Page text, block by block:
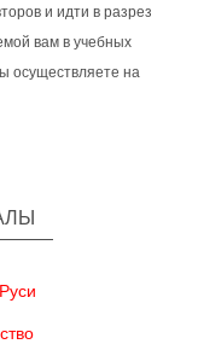
и идти в разрез
вам в учебных
осуществляете на